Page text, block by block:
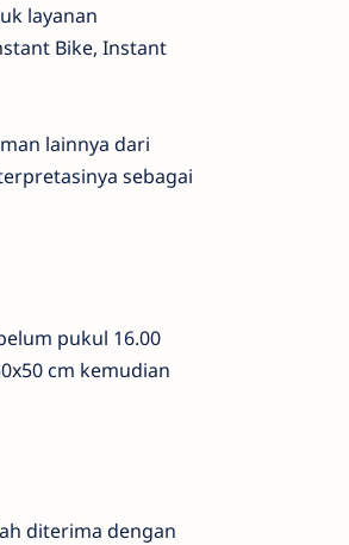
layanan
Bike, Instant
lainnya dari
sebagai
pukul 16.00
cm kemudian
diterima dengan